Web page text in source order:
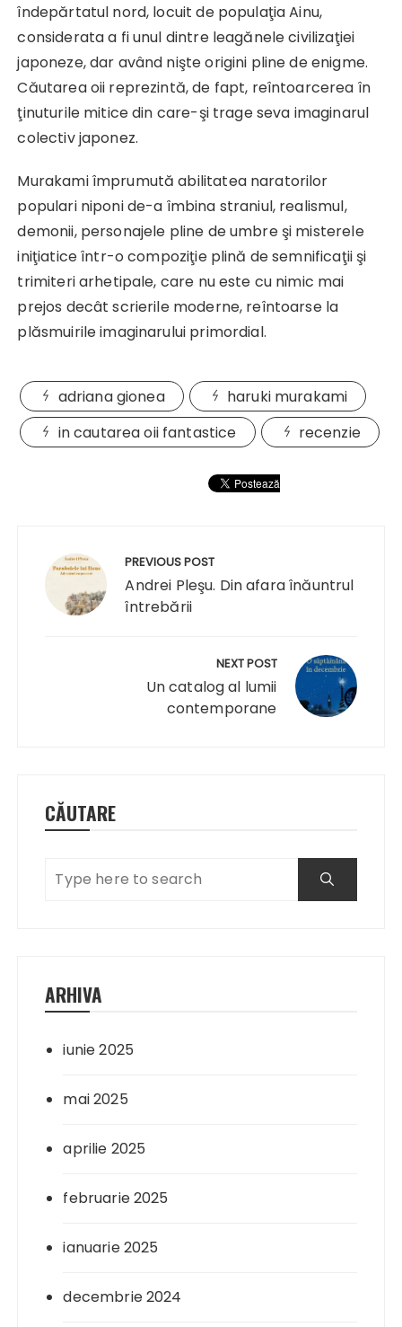
îndepărtatul nord, locuit de populaţia Ainu,
considerata a fi unul dintre leagănele civilizaţiei
japoneze, dar având nişte origini pline de enigme.
Căutarea oii reprezintă, de fapt, reîntoarcerea în
ţinuturile mitice din care-şi trage seva imaginarul
colectiv japonez.
Murakami împrumută abilitatea naratorilor
populari niponi de-a îmbina straniul, realismul,
demonii, personajele pline de umbre şi misterele
iniţiatice într-o compoziţie plină de semnificaţii şi
trimiteri arhetipale, care nu este cu nimic mai
prejos decât scrierile moderne, reîntoarse la
plăsmuirile imaginarului primordial.
adriana gionea
haruki murakami
in cautarea oii fantastice
recenzie
articole
PREVIOUS POST
Andrei Pleşu. Din afara înăuntrul
întrebării
NEXT POST
Un catalog al lumii
contemporane
CĂUTARE
ARHIVA
iunie 2025
mai 2025
aprilie 2025
februarie 2025
ianuarie 2025
decembrie 2024